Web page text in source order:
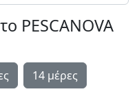
PESCANOVA
14 μέρες